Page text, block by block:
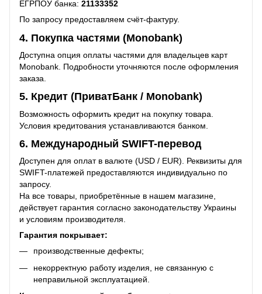
ЕГРПОУ банка: 21133352
По запросу предоставляем счёт-фактуру.
4. Покупка частями (Monobank)
Доступна опция оплаты частями для владельцев карт
Monobank. Подробности уточняются после оформления
заказа.
5. Кредит (ПриватБанк / Monobank)
Возможность оформить кредит на покупку товара.
Условия кредитования устанавливаются банком.
6. Международный SWIFT-перевод
Доступен для оплат в валюте (USD / EUR). Реквизиты для
SWIFT-платежей предоставляются индивидуально по
запросу.
На все товары, приобретённые в нашем магазине,
действует гарантия согласно законодательству Украины
и условиям производителя.
Гарантия покрывает:
производственные дефекты;
некорректную работу изделия, не связанную с
неправильной эксплуатацией.